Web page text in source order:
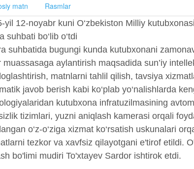
matn
Rasmlar
yil 12-noyabr kuni O‘zbekiston Milliy
suhbati bo‘lib o‘tdi
suhbatida bugungi kunda kutubxonani
muassasaga aylantirish maqsadida sun’iy
matnlarni tahlil qilish, tavsiya
javob berish kabi ko‘plab yo‘nalishlarda
kutubxona infratuzilmasining
tizimlari, yuzni aniqlash kamerasi orqali
o‘z-o‘ziga xizmat ko‘rsatish uskunalari
tezkor va xavfsiz qilayotgani e'tirof etildi.
bo'limi mudiri To'xtayev Sardor ishtirok etdi.